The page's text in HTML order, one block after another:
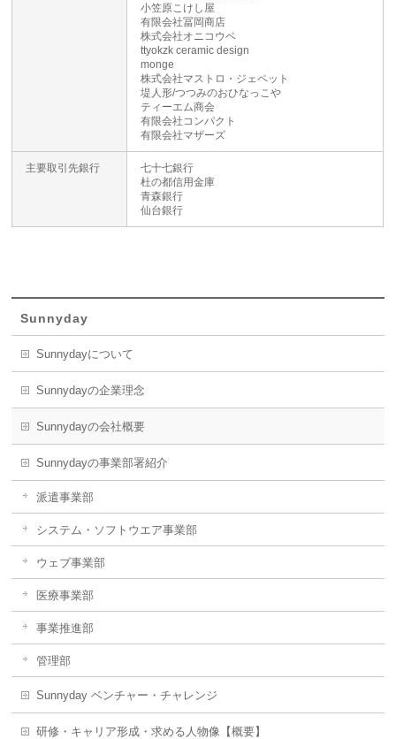
小笠原こけし屋
有限会社冨岡商店
株式会社オニコウベ
ttyokzk ceramic design
monge
株式会社マストロ・ジェペット
堤人形/つつみのおひなっこや
ティーエム商会
有限会社コンパクト
有限会社マザーズ
主要取引先銀行
七十七銀行
杜の都信用金庫
青森銀行
仙台銀行
Sunnyday
Sunnydayについて
Sunnydayの企業理念
Sunnydayの会社概要
Sunnydayの事業部署紹介
派遣事業部
システム・ソフトウエア事業部
ウェブ事業部
医療事業部
事業推進部
管理部
Sunnyday ベンチャー・チャレンジ
研修・キャリア形成・求める人物像【概要】